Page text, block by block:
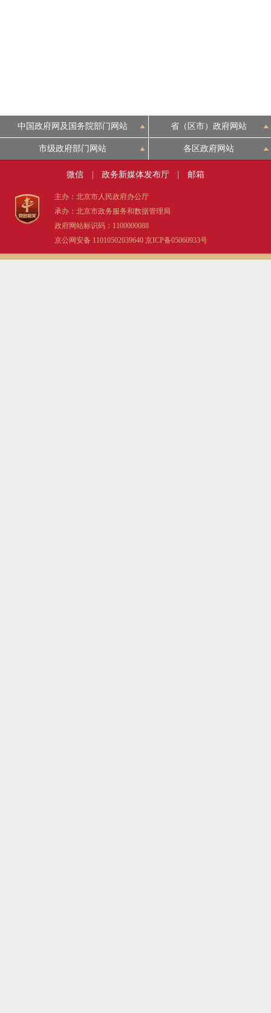
中国政府网及国务院部门网站 省（区市）政府网站
市级政府部门网站 各区政府网站
微信 政务新媒体发布厅 邮箱
主办：北京市人民政府办公厅
承办：北京市政务服务和数据管理局
政府网站标识码：1100000088
京公网安备 11010502039640 京ICP备05060933号